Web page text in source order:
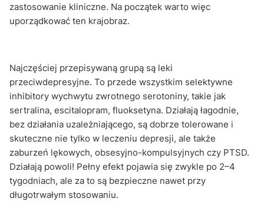
zastosowanie kliniczne. Na początek warto więc
uporządkować ten krajobraz.
Najczęściej przepisywaną grupą są leki
przeciwdepresyjne. To przede wszystkim selektywne
inhibitory wychwytu zwrotnego serotoniny, takie jak
sertralina, escitalopram, fluoksetyna. Działają łagodnie,
bez działania uzależniającego, są dobrze tolerowane i
skuteczne nie tylko w leczeniu depresji, ale także
zaburzeń lękowych, obsesyjno-kompulsyjnych czy PTSD.
Działają powoli! Pełny efekt pojawia się zwykle po 2–4
tygodniach, ale za to są bezpieczne nawet przy
długotrwałym stosowaniu.